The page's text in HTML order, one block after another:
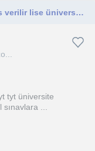
Her düzeyden ve yaştan kişiye özel ders verilir lise üniversite orta okul ilk okul
tyt üniversite
...